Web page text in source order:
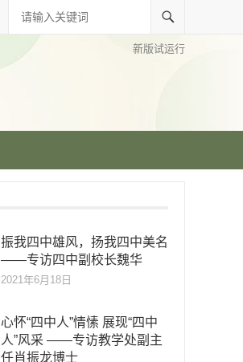
新版试运行
振我四中雄风，扬我四中美名
——专访四中副校长魏华
2021年6月18日
心怀“四中人”情愫 展现“四中
人”风采 ——专访教学处副主
任肖振龙博士